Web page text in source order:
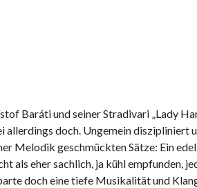
Baráti und seiner Stradivari „Lady
doch. Ungemein diszipliniert
Melodik geschmückten Sätze: Ein
eher sachlich, ja kühl empfunden,
doch eine tiefe Musikalität und